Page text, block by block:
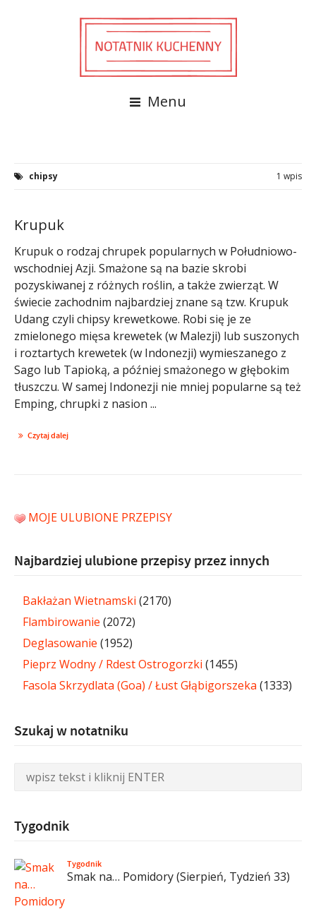
Menu
chipsy 1 wpis
Krupuk
Krupuk o rodzaj chrupek popularnych w Południowo-
wschodniej Azji. Smażone są na bazie skrobi
pozyskiwanej z różnych roślin, a także zwierząt. W
świecie zachodnim najbardziej znane są tzw. Krupuk
Udang czyli chipsy krewetkowe. Robi się je ze
zmielonego mięsa krewetek (w Malezji) lub suszonych
i roztartych krewetek (w Indonezji) wymieszanego z
Sago lub Tapioką, a później smażonego w głębokim
tłuszczu. W samej Indonezji nie mniej popularne są też
Emping, chrupki z nasion ...
Czytaj dalej
MOJE ULUBIONE PRZEPISY
Najbardziej ulubione przepisy przez innych
Bakłażan Wietnamski (2170)
Flambirowanie (2072)
Deglasowanie (1952)
Pieprz Wodny / Rdest Ostrogorzki (1455)
Fasola Skrzydlata (Goa) / Łust Głąbigorszeka (1333)
Szukaj w notatniku
Tygodnik
Tygodnik
Smak na… Pomidory (Sierpień, Tydzień 33)